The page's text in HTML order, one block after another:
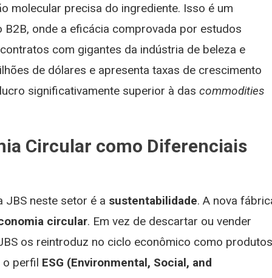
molecular precisa do ingrediente. Isso é um
onde a eficácia comprovada por estudos
com gigantes da indústria de beleza e
de dólares e apresenta taxas de crescimento
significativamente superior à das commodities
Circular como Diferenciais
JBS neste setor é a sustentabilidade. A nova
circular. Em vez de descartar ou vender
os reintroduz no ciclo econômico como produtos
o perfil ESG (Environmental, Social, and